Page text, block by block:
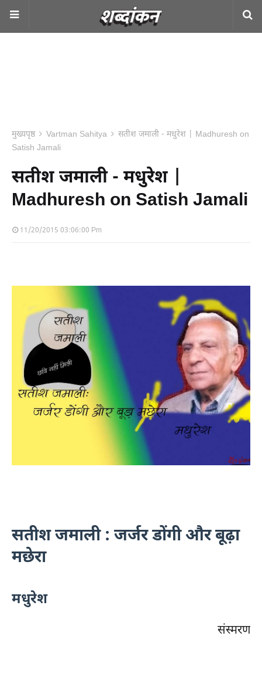
मुख्यपृष्ठ Vartman Sahitya
सतीश जमाली - मधुरेश | Madhuresh on
Satish Jamali
सतीश जमाली - मधुरेश |
Madhuresh on Satish Jamali
11/20/2015 03:06:00 Pm
सतीश जमाली : जर्जर डोंगी और बूढ़ा
मछेरा
मधुरेश
संस्मरण